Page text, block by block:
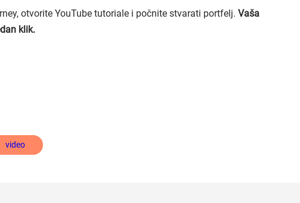
otvorite YouTube tutoriale i počnite stvarati portfelj. Vaša
klik.
video